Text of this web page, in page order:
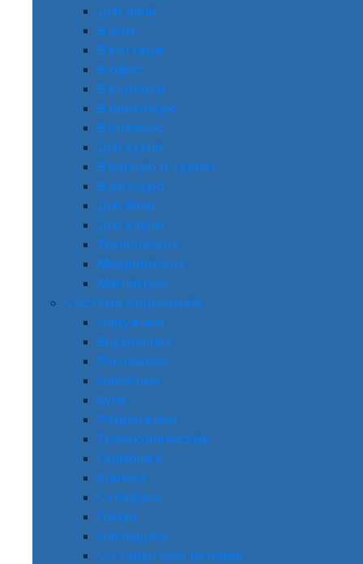
Для дачи
В дом
В коттедж
В офис
В коридор
В прихожую
В спальню
Для кухни
В ванную и туалет
В детскую
Для бани
Для сауны
Технические
Медицинские
Магнитные
Система открывания
Наружные
Внутренние
Распашные
Навесные
Купе
Раздвижные
Телескопические
Гармошка
Книжка
Складные
Пенал
Накладные
Со скрытыми петлями